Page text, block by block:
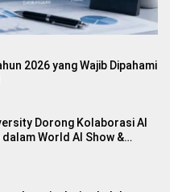
2026 yang Wajib Dipahami
Dorong Kolaborasi AI
World AI Show &